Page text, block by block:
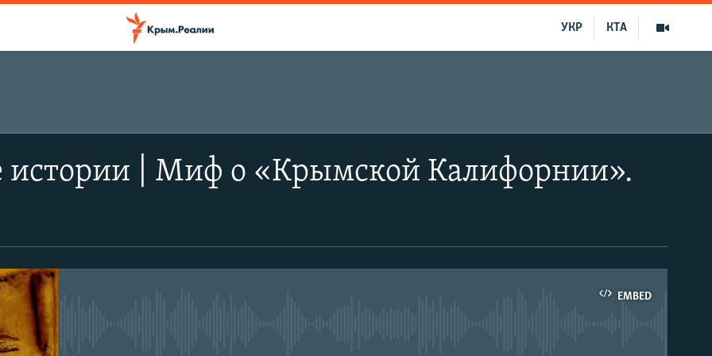
КТА
УКР
| Миф о «Крымской Калифорнии».
EMBED